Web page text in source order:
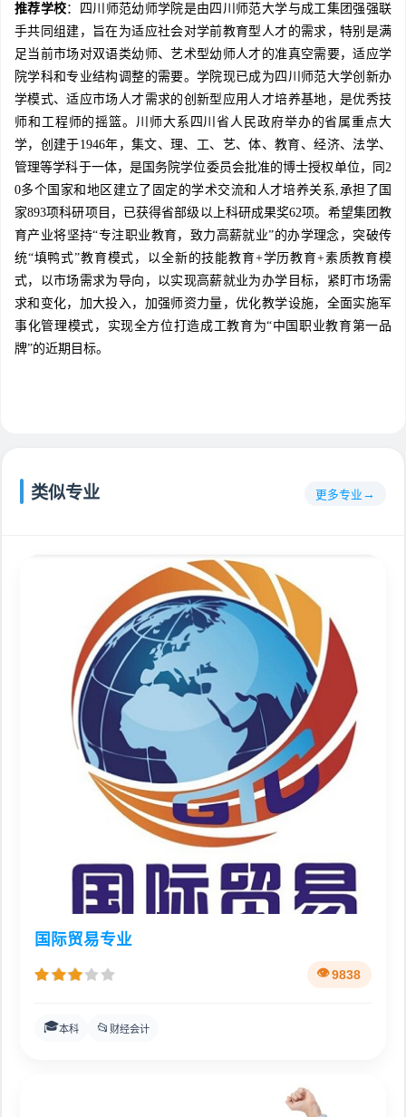
推荐学校：四川师范幼师学院是由四川师范大学与成工集团强强联
手共同组建，旨在为适应社会对学前教育型人才的需求，特别是满
足当前市场对双语类幼师、艺术型幼师人才的准真空需要，适应学
院学科和专业结构调整的需要。学院现已成为四川师范大学创新办
学模式、适应市场人才需求的创新型应用人才培养基地，是优秀技
师和工程师的摇篮。川师大系四川省人民政府举办的省属重点大
学，创建于1946年，集文、理、工、艺、体、教育、经济、法学、
管理等学科于一体，是国务院学位委员会批准的博士授权单位，同2
0多个国家和地区建立了固定的学术交流和人才培养关系,承担了国
家893项科研项目，已获得省部级以上科研成果奖62项。希望集团教
育产业将坚持“专注职业教育，致力高薪就业”的办学理念，突破传
统“填鸭式”教育模式，以全新的技能教育+学历教育+素质教育模
式，以市场需求为导向，以实现高薪就业为办学目标，紧盯市场需
求和变化，加大投入，加强师资力量，优化教学设施，全面实施军
事化管理模式，实现全方位打造成工教育为“中国职业教育第一品
牌”的近期目标。
类似专业 更多专业
国际贸易专业
9838
🎓本科 📂 财经会计